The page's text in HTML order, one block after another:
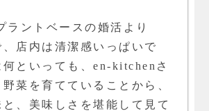
ラントベースの婚活より
、店内は清潔感いっぱいで
といっても、en-kitchenさ
菜を育てていることから、
、美味しさを堪能して見て